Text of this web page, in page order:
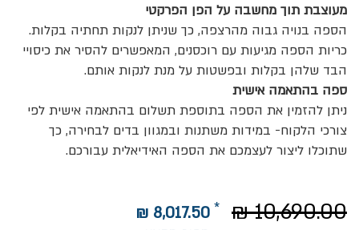
מעוצבת תוך מחשבה על הפן הפרקטי
הספה בנויה גבוה מהרצפה, כך שניתן לנקות תחתיה בקלות.
כריות הספה מגיעות עם רוכסנים, המאפשרים להסיר את כיסויי
הבד שלהן בקלות ובפשטות על מנת לנקות אותם.
ספה בהתאמה אישית
ניתן להזמין את הספה בתוספת תשלום בהתאמה אישית לפי
צורכי הלקוח- במידות משתנות ובמגוון בדים לבחירה, כך
שתוכלו ליצור לעצמכם את הספה האידיאלית עבורכם.
8,017.50 ₪ 10,690.00 ₪